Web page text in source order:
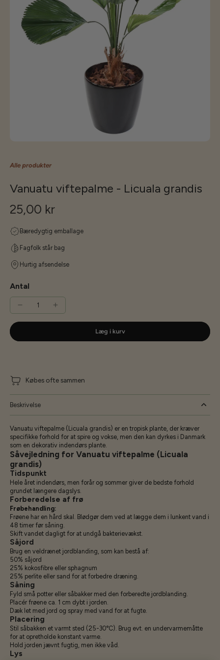
Alle produkter
Vanuatu viftepalme - Licuala grandis
25,00 kr
Bæredygtig emballage
Fagfolk står bag
Hurtig afsendelse
Antal
Læg i kurv
Købes ofte sammen
Beskrivelse
Vanuatu viftepalme (Licuala grandis) er en tropisk plante, der kræver
specifikke forhold for at spire og vokse, men den kan dyrkes i Danmark
som en dekorativ indendørs plante.
Såvejledning for Vanuatu viftepalme (Licuala
grandis)
Tidspunkt
Hele året indendørs, men forår og sommer giver de bedste forhold
grundet længere dagslys.
Forberedelse af frø
Frøbehandling:
Frøene har en hård skal. Blødgør dem ved at lægge dem i lunkent vand i
48 timer før såning.
Skift vandet dagligt for at undgå bakterievækst.
Såjord
Brug en veldrænet jordblanding, som kan bestå af:
50% såjord
25% kokosfibre eller sphagnum
25% perlite eller sand for at forbedre dræning.
Såning
Fyld små potter eller såbakker med den forberedte jordblanding.
Placér frøene ca. 1 cm dybt i jorden.
Dæk let med jord og spray med vand for at fugte.
Placering
Stil såbakken et varmt sted (25-30°C). Brug evt. en undervarmemåtte
for at opretholde konstant varme.
Hold jorden jævnt fugtig, men ikke våd.
Lys